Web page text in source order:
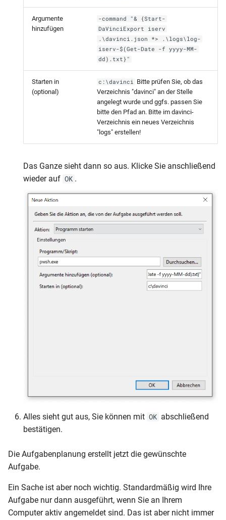
Argumente
hinzufügen
-command "& {Start-
DaVinciExport iserv
.\davinci.json *> .\logs\log-
iserv-$(Get-Date -f yyyy-MM-
dd).txt}"
Starten in
(optional)
c:\davinci
Bitte prüfen Sie, ob das
Verzeichnis "davinci" an der Stelle
angelegt wurde und ggfs. passen Sie
bitte den Pfad an. Bitte im davinci-
Verzeichnis ein neues Verzeichnis
"logs" erstellen!
Das Ganze sieht dann so aus. Klicke Sie anschließend
wieder auf OK .
Alles sieht gut aus, Sie können mit OK abschließend
bestätigen.
Die Aufgabenplanung erstellt jetzt die gewünschte
Aufgabe.
Ein Sache ist aber noch wichtig. Standardmäßig wird Ihre
Aufgabe nur dann ausgeführt, wenn Sie an Ihrem
Computer aktiv angemeldet sind. Das ist aber nicht immer